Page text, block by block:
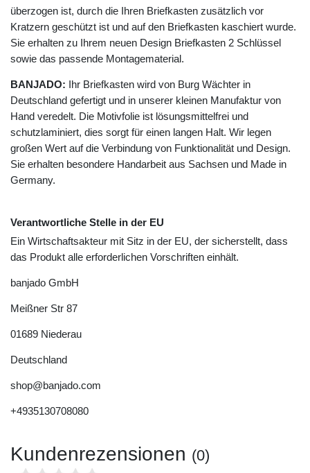
überzogen ist, durch die Ihren Briefkasten zusätzlich vor
Kratzern geschützt ist und auf den Briefkasten kaschiert wurde.
Sie erhalten zu Ihrem neuen Design Briefkasten 2 Schlüssel
sowie das passende Montagematerial.
BANJADO: Ihr Briefkasten wird von Burg Wächter in
Deutschland gefertigt und in unserer kleinen Manufaktur von
Hand veredelt. Die Motivfolie ist lösungsmittelfrei und
schutzlaminiert, dies sorgt für einen langen Halt. Wir legen
großen Wert auf die Verbindung von Funktionalität und Design.
Sie erhalten besondere Handarbeit aus Sachsen und Made in
Germany.
Verantwortliche Stelle in der EU
Ein Wirtschaftsakteur mit Sitz in der EU, der sicherstellt, dass
das Produkt alle erforderlichen Vorschriften einhält.
banjado GmbH
Meißner Str 87
01689 Niederau
Deutschland
shop@banjado.com
+4935130708080
Kundenrezensionen (0)